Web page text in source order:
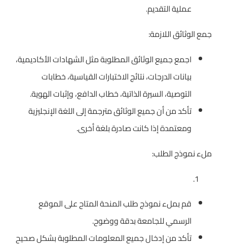
عملية التقديم.
جمع الوثائق اللازمة:
اجمع جميع الوثائق المطلوبة مثل الشهادات الأكاديمية،
بيانات الدرجات، نتائج الاختبارات القياسية، خطابات
التوصية، السيرة الذاتية، خطاب الدافع، وإثبات الهوية.
تأكد من أن جميع الوثائق مترجمة إلى اللغة الإنجليزية
ومعتمدة إذا كانت صادرة بلغة أخرى.
ملء نموذج الطلب:
قم بملء نموذج طلب المنحة المتاح على الموقع
الرسمي للجامعة بدقة ووضوح.
تأكد من إدخال جميع المعلومات المطلوبة بشكل صحيح